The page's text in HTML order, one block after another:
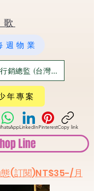
週 物 業
徵求 區域行銷總監 (台灣六大都)
年 專 案
LinkedInPinterestCopy link
Line
態(訂閱)NT$35-/月